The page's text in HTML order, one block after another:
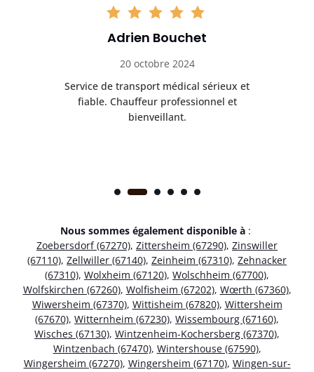
Adrien Bouchet
20 octobre 2024
Service de transport médical sérieux et
fiable. Chauffeur professionnel et
bienveillant.
Nous sommes également disponible à :
Zoebersdorf (67270), Zittersheim (67290), Zinswiller
(67110), Zellwiller (67140), Zeinheim (67310), Zehnacker
(67310), Wolxheim (67120), Wolschheim (67700),
Wolfskirchen (67260), Wolfisheim (67202), Wœrth (67360),
Wiwersheim (67370), Wittisheim (67820), Wittersheim
(67670), Witternheim (67230), Wissembourg (67160),
Wisches (67130), Wintzenheim-Kochersberg (67370),
Wintzenbach (67470), Wintershouse (67590),
Wingersheim (67270), Wingersheim (67170), Wingen-sur-